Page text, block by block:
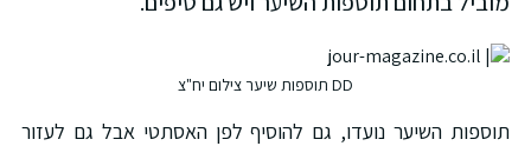
השיער נועדו, גם להוסיף לפן האסתטי אבל גם לעזור